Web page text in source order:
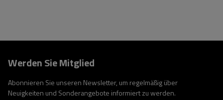
Werden Sie Mitglied
Abonnieren Sie unseren Newsletter, um regelmäßig über
Neuigkeiten und Sonderangebote informiert zu werden.